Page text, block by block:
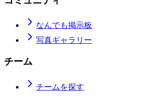
なんでも掲示板
写真ギャラリー
チーム
チームを探す